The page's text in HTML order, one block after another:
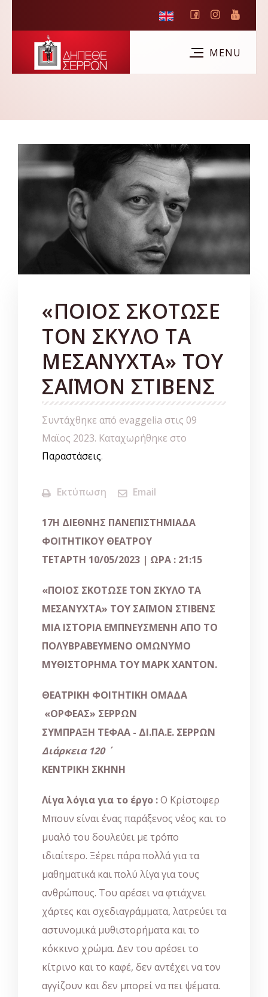
«ΠΟΙΟΣ ΣΚΟΤΩΣΕ
ΤΟΝ ΣΚΥΛΟ ΤΑ
ΜΕΣΑΝΥΧΤΑ» ΤΟΥ
ΣΑΪΜΟΝ ΣΤΙΒΕΝΣ
Συντάχθηκε από evaggelia στις 09
Μαϊος 2023. Καταχωρήθηκε στο
Παραστάσεις.
Εκτύπωση Email
17H ΔΙΕΘΝΗΣ ΠΑΝΕΠΙΣΤΗΜΙΑΔΑ
ΦΟΙΤΗΤΙΚΟΥ ΘΕΑΤΡΟΥ
ΤΕΤΑΡΤΗ 10/05/2023 | ΩΡΑ : 21:15
«ΠΟΙΟΣ ΣΚΟΤΩΣΕ ΤΟΝ ΣΚΥΛΟ ΤΑ
ΜΕΣΑΝΥΧΤΑ» ΤΟΥ ΣΑΪΜΟΝ ΣΤΙΒΕΝΣ
ΜΙΑ ΙΣΤΟΡΙΑ ΕΜΠΝΕΥΣΜΕΝΗ ΑΠΟ ΤΟ
ΠΟΛΥΒΡΑΒΕΥΜΕΝΟ ΟΜΩΝΥΜΟ
ΜΥΘΙΣΤΟΡΗΜΑ ΤΟΥ ΜΑΡΚ ΧΑΝΤΟΝ.
ΘΕΑΤΡΙΚΗ ΦΟΙΤΗΤΙΚΗ ΟΜΑΔΑ
«ΟΡΦΕΑΣ» ΣΕΡΡΩΝ
ΣΥΜΠΡΑΞΗ ΤΕΦΑΑ - ΔΙ.ΠΑ.Ε. ΣΕΡΡΩΝ
Διάρκεια 120 ΄
ΚΕΝΤΡΙΚΗ ΣΚΗΝΗ
Λίγα λόγια για το έργο :Ο Κρίστοφερ
Μπουν είναι ένας παράξενος νέος και το
μυαλό του δουλεύει με τρόπο
ιδιαίτερο. Ξέρει πάρα πολλά για τα
μαθηματικά και πολύ λίγα για τους
ανθρώπους. Του αρέσει να φτιάχνει
χάρτες και σχεδιαγράμματα, λατρεύει τα
αστυνομικά μυθιστορήματα και το
κόκκινο χρώμα. Δεν του αρέσει το
κίτρινο και το καφέ, δεν αντέχει να τον
αγγίζουν και δεν μπορεί να πει ψέματα.